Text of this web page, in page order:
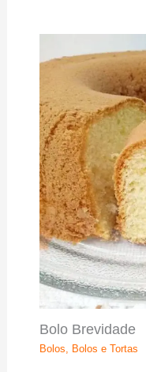
Bolo Brevidade
Bolos, Bolos e Tortas